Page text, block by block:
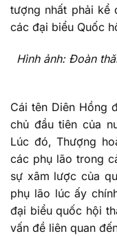
tượng nhất phải kể
các đại biểu Quốc
Hình ảnh: Đoàn
Cái tên Diên Hồng
chủ đầu tiên của
Lúc đó, Thượng
các phụ lão trong
sự xâm lược của
phụ lão lúc ấy
đại biểu quốc hội
vấn đề liên quan